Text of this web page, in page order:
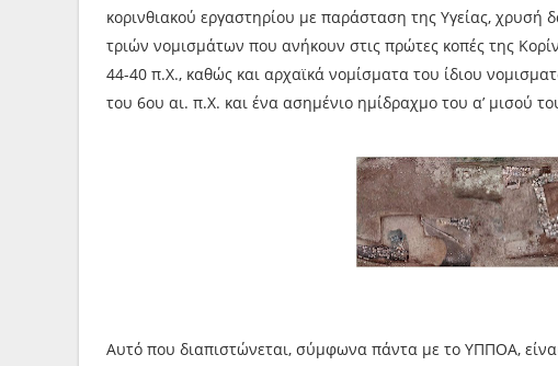
κορινθιακού εργαστηρίου με παράσταση της Υγείας,
τριών νομισμάτων που ανήκουν στις πρώτες κοπές της
44-40 π.Χ., καθώς και αρχαϊκά νομίσματα του ίδιου
του 6ου αι. π.Χ. και ένα ασημένιο ημίδραχμο του α’ μισού
Αυτό που διαπιστώνεται, σύμφωνα πάντα με το ΥΠΠΟΑ,